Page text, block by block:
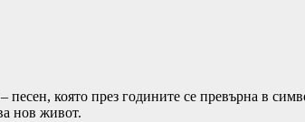
която през годините се превърна в
нов живот.